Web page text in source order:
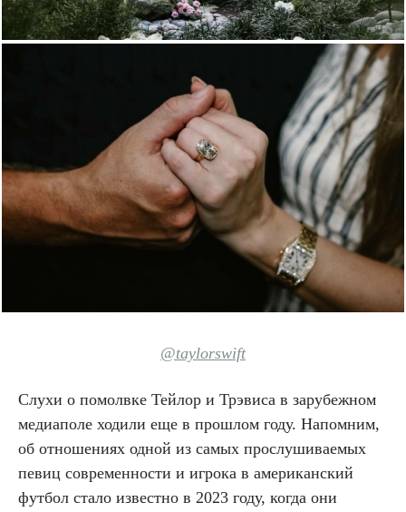
@taylorswift
Слухи о помолвке Тейлор и Трэвиса в зарубежном
медиаполе ходили еще в прошлом году. Напомним,
об отношениях одной из самых прослушиваемых
певиц современности и игрока в американский
футбол стало известно в 2023 году, когда они